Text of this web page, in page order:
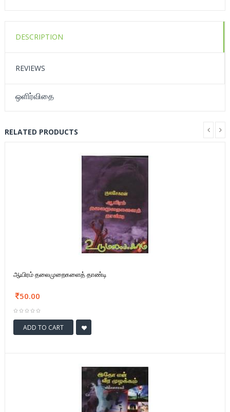
DESCRIPTION
REVIEWS
ஒளிர்விதை
RELATED PRODUCTS
ஆயிரம் தலைமுறைகளைத் தாண்டி
50.00
ADD TO CART